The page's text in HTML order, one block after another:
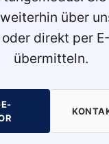
über
direkt per
übermitteln.